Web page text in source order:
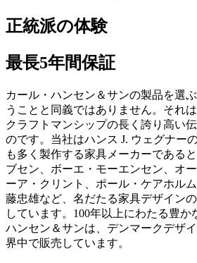
正統派の体験
最長5年間保証
カール・ハンセン＆サンの製品を選
うことと同義ではありません。それ
クラフトマンシップの長く誇り高い
のです。当社はハンス J. ウェグナー
も多く製作する家具メーカーである
ブセン、ボーエ・モーエンセン、オ
ーア・クリント、ポール・ケアホル
藤忠雄など、名だたる家具デザイン
しています。100年以上にわたる豊か
ハンセン＆サンは、デンマークデザ
界中で販売しています。